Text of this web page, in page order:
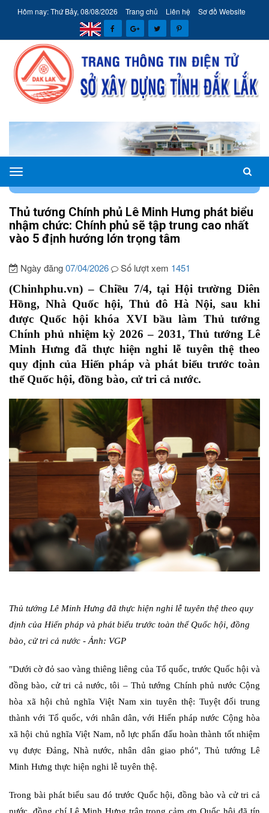
Hôm nay: Thứ Bảy, 08/08/2026 Trang chủ Liên hệ Sơ đồ Website
Sở
Xây
dựng
tỉnh
Đắk
Thủ tướng Chính phủ Lê Minh Hưng phát biểu
nhậm chức: Chính phủ sẽ tập trung cao nhất
vào 5 định hướng lớn trọng tâm
Ngày đăng07/04/2026 Số lượt xem 1451
(Chinhphu.vn) – Chiều 7/4, tại Hội trường Diên
Hồng, Nhà Quốc hội, Thủ đô Hà Nội, sau khi
được Quốc hội khóa XVI bầu làm Thủ tướng
Chính phủ nhiệm kỳ 2026 – 2031, Thủ tướng Lê
Minh Hưng đã thực hiện nghi lễ tuyên thệ theo
quy định của Hiến pháp và phát biểu trước toàn
thể Quốc hội, đồng bào, cử tri cả nước.
Thủ tướng Lê Minh Hưng đã thực hiện nghi lễ tuyên thệ theo quy
định của Hiến pháp và phát biểu trước toàn thể Quốc hội, đồng
bào, cử tri cả nước - Ảnh: VGP
"Dưới cờ đỏ sao vàng thiêng liêng của Tổ quốc, trước Quốc hội và
đồng bào, cử tri cả nước, tôi – Thủ tướng Chính phủ nước Cộng
hòa xã hội chủ nghĩa Việt Nam xin tuyên thệ: Tuyệt đối trung
thành với Tổ quốc, với nhân dân, với Hiến pháp nước Cộng hòa
xã hội chủ nghĩa Việt Nam, nỗ lực phấn đấu hoàn thành tốt nhiệm
vụ được Đảng, Nhà nước, nhân dân giao phó", Thủ tướng Lê
Minh Hưng thực hiện nghi lễ tuyên thệ.
Trong bài phát biểu sau đó trước Quốc hội, đồng bào và cử tri cả